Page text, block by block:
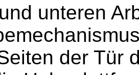
unteren
der Tür